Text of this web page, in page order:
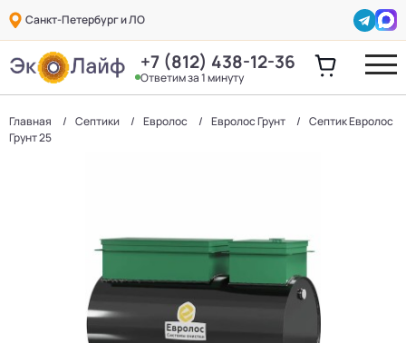
Санкт-Петербург и ЛО
+7 (812) 438-12-36
Ответим за 1 минуту
Главная Септики Евролос Евролос Грунт
Септик Евролос
Грунт 25